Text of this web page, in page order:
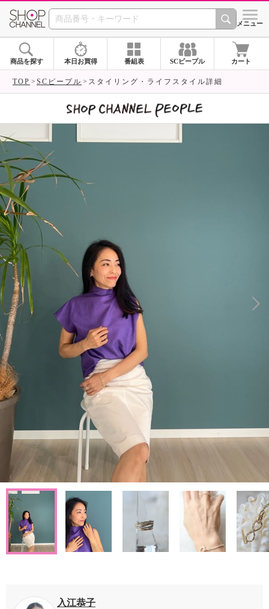
SHOP CHANNEL シメニュー
商品を探す 本日お買得 番組表 SCピープル カート
TOP SCピープル スタイリング・ライフスタイル詳細
入江恭子